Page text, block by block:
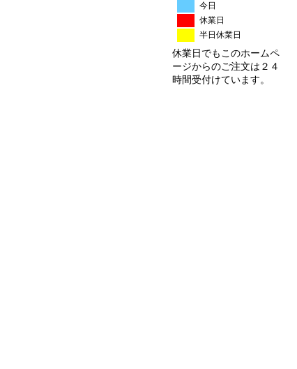
今日
休業日
半日休業日
休業日でもこのホームペ
ージからのご注文は２４
時間受付けています。